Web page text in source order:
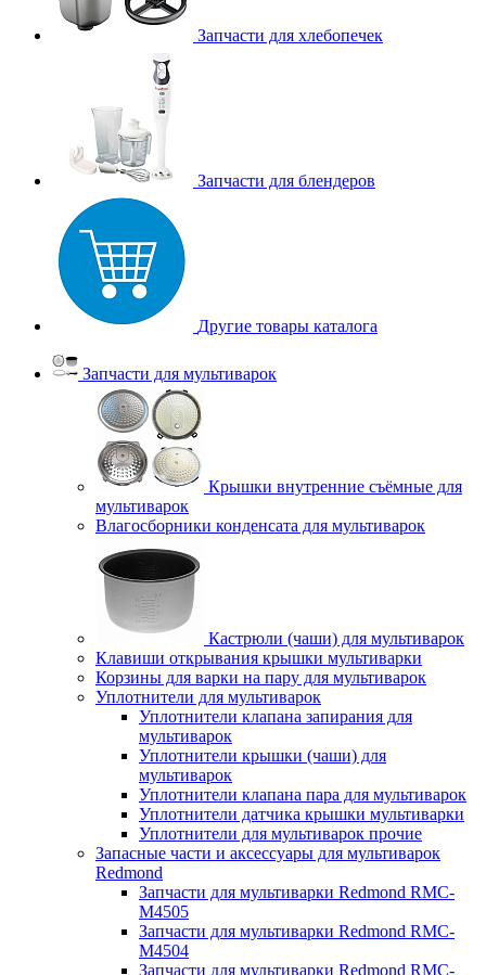
Запчасти для хлебопечек
Запчасти для блендеров
Другие товары каталога
Запчасти для мультиварок
Крышки внутренние съёмные для
мультиварок
Влагосборники конденсата для мультиварок
Кастрюли (чаши) для мультиварок
Клавиши открывания крышки мультиварки
Корзины для варки на пару для мультиварок
Уплотнители для мультиварок
Уплотнители клапана запирания для
мультиварок
Уплотнители крышки (чаши) для
мультиварок
Уплотнители клапана пара для мультиварок
Уплотнители датчика крышки мультиварки
Уплотнители для мультиварок прочие
Запасные части и аксессуары для мультиварок
Redmond
Запчасти для мультиварки Redmond RMC-
M4505
Запчасти для мультиварки Redmond RMC-
M4504
Запчасти для мультиварки Redmond RMC-